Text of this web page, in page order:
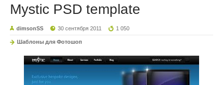
Mystic PSD template
dimsonSS 30 сентября 2011 1 050
Шаблоны для Фотошоп